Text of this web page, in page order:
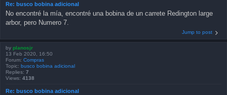
Re: busco bobina adicional
No encontré la mía, encontré una bobina de un carrete Redington large
arbor, pero Numero 7.
Jump to post
by planosjr
13 Feb 2020, 16:50
Forum: Compras
Topic: busco bobina adicional
Replies: 7
Views: 4138
Re: busco bobina adicional